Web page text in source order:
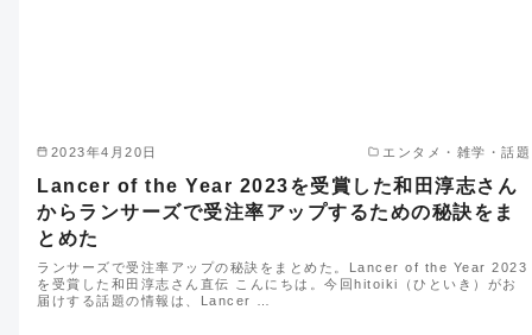
2023年4月20日 エンタメ・雑学・話題
Lancer of the Year 2023を受賞した和田淳志さん
からランサーズで受注率アップするための秘訣をま
とめた
ランサーズで受注率アップの秘訣をまとめた。Lancer of the Year 2023
を受賞した和田淳志さん直伝 こんにちは。今回hitoiki（ひといき）がお
届けする話題の情報は、Lancer …